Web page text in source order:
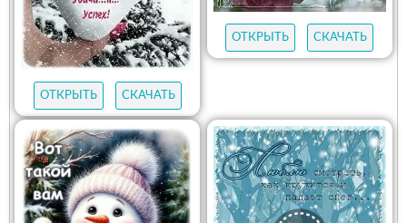
ОТКРЫТЬ СКАЧАТЬ
ОТКРЫТЬ СКАЧАТЬ